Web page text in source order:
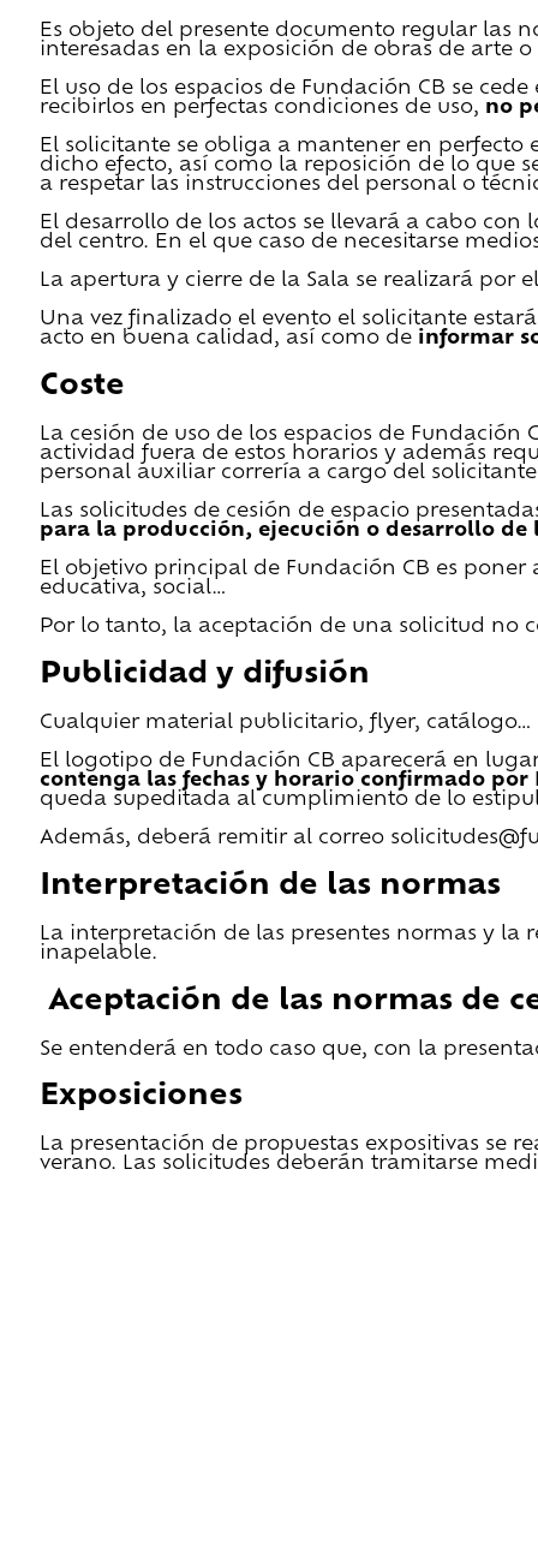
Es objeto del presente documento regular las
interesadas en la exposición de obras de arte
El uso de los espacios de Fundación CB se
recibirlos en perfectas condiciones de uso, no
El solicitante se obliga a mantener en perfecto
dicho efecto, así como la reposición de lo que
a respetar las instrucciones del personal o
El desarrollo de los actos se llevará a cabo
del centro. En el que caso de necesitarse
La apertura y cierre de la Sala se realizará por
Una vez finalizado el evento el solicitante
acto en buena calidad, así como de informar
Coste
La cesión de uso de los espacios de
actividad fuera de estos horarios y además
personal auxiliar correría a cargo del
Las solicitudes de cesión de espacio
para la producción, ejecución o desarrollo de
El objetivo principal de Fundación CB es
educativa, social…
Por lo tanto, la aceptación de una solicitud
Publicidad y difusión
Cualquier material publicitario, flyer, catálogo…
El logotipo de Fundación CB aparecerá en
contenga las fechas y horario confirmado por
queda supeditada al cumplimiento de lo
Además, deberá remitir al correo
Interpretación de las normas
La interpretación de las presentes normas y la
inapelable.
Aceptación de las normas de
Se entenderá en todo caso que, con la
Exposiciones
La presentación de propuestas expositivas se
verano. Las solicitudes deberán tramitarse